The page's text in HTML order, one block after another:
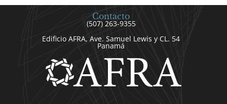
Contacto
(507) 263-9355
Edificio AFRA, Ave. Samuel Lewis y CL. 54
Panamá